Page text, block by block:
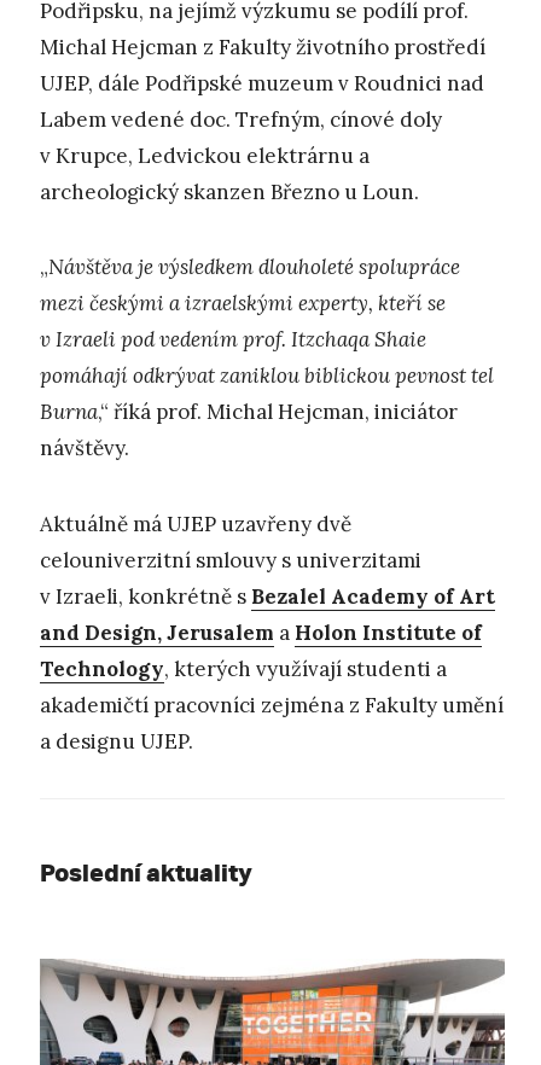
Podřipsku, na jejímž výzkumu se podílí prof.
Michal Hejcman z Fakulty životního prostředí
UJEP, dále Podřipské muzeum v Roudnici nad
Labem vedené doc. Trefným, cínové doly
v Krupce, Ledvickou elektrárnu a
archeologický skanzen Březno u Loun.
„Návštěva je výsledkem dlouholeté spolupráce
mezi českými a izraelskými experty, kteří se
v Izraeli pod vedením prof. Itzchaqa Shaie
pomáhají odkrývat zaniklou biblickou pevnost tel
Burna,“ říká prof. Michal Hejcman, iniciátor
návštěvy.
Aktuálně má UJEP uzavřeny dvě
celouniverzitní smlouvy s univerzitami
v Izraeli, konkrétně s Bezalel Academy of Art
and Design, Jerusalem a Holon Institute of
Technology, kterých využívají studenti a
akademičtí pracovníci zejména z Fakulty umění
a designu UJEP.
Poslední aktuality